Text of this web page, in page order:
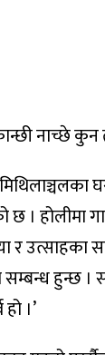
नाच्छे कुन
र उत्साहका
सम्बन्ध हुन्छ
।’